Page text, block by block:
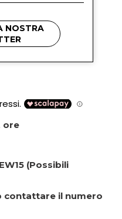
ore
(Possibili
contattare il numero
NOSTRA